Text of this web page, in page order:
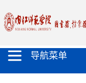
导航菜单